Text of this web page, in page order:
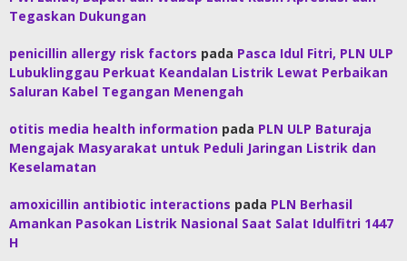
Tegaskan Dukungan
penicillin allergy risk factors pada Pasca Idul Fitri, PLN ULP
Lubuklinggau Perkuat Keandalan Listrik Lewat Perbaikan
Saluran Kabel Tegangan Menengah
otitis media health information pada PLN ULP Baturaja
Mengajak Masyarakat untuk Peduli Jaringan Listrik dan
Keselamatan
amoxicillin antibiotic interactions pada PLN Berhasil
Amankan Pasokan Listrik Nasional Saat Salat Idulfitri 1447
H